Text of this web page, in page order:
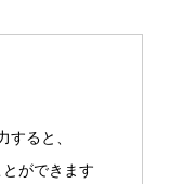
すると、
ができます